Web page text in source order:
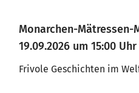
Monarchen-Mätressen-
19.09.2026 um 15:00 Uhr
Frivole Geschichten im